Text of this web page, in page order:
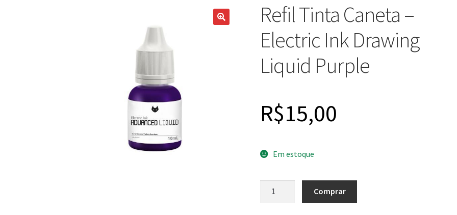
Refil Tinta Caneta –
Electric Ink Drawing
Liquid Purple
R$15,00
Em estoque
Comprar